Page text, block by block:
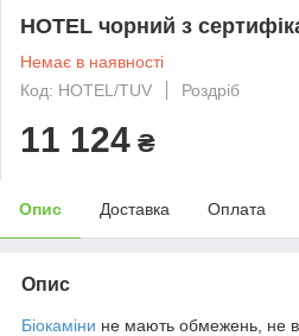
HOTEL чорний з
Немає в наявності
Код: HOTEL/TUV
Роздріб
11 124 ₴
Опис Доставка Оплата
Опис
Біокаміни не мають обмежень, не